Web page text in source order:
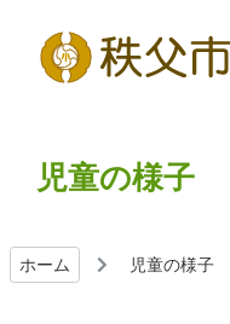
児童の様子
ホーム 児童の様子